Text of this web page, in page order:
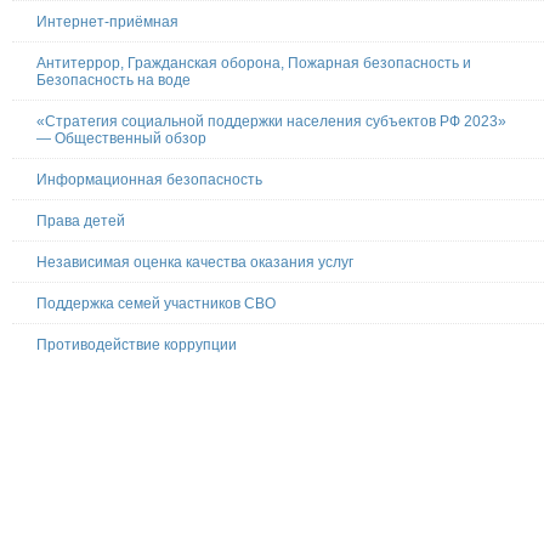
Интернет-приёмная
Антитеррор, Гражданская оборона, Пожарная безопасность и
Безопасность на воде
«Стратегия социальной поддержки населения субъектов РФ 2023»
— Общественный обзор
Информационная безопасность
Права детей
Независимая оценка качества оказания услуг
Поддержка семей участников СВО
Противодействие коррупции